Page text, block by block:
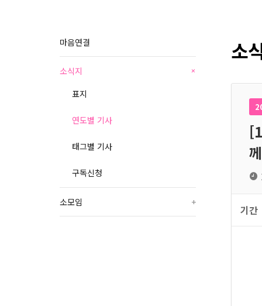
마음연결
소식지 +
표지
연도별 기사
태그별 기사
구독신청
소모임 +
소
기간